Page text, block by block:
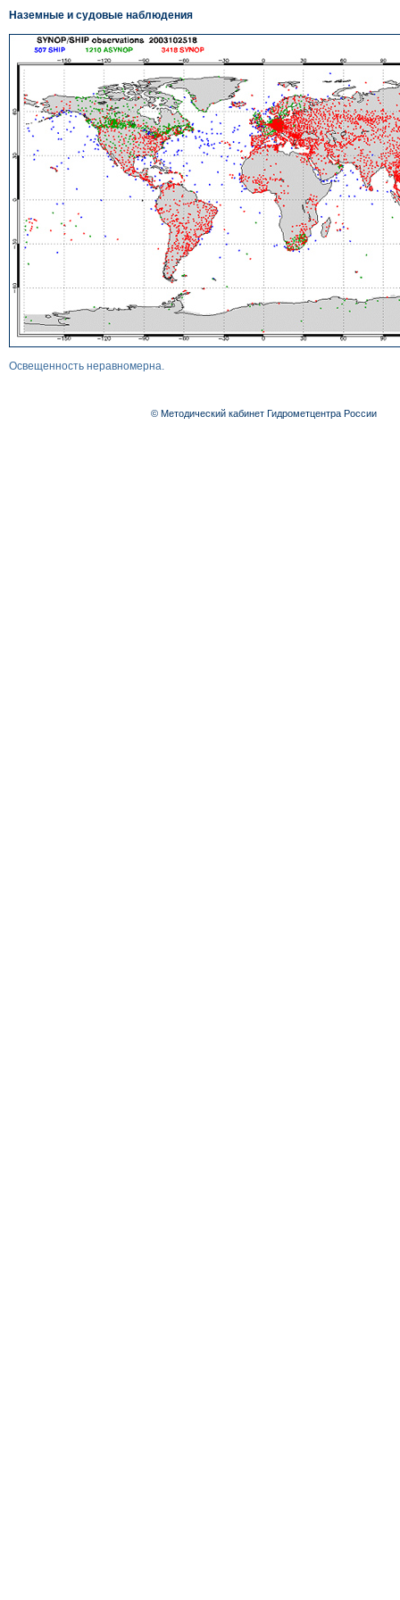
Наземные и судовые наблюдения
Освещенность неравномерна.
© Методический кабинет Гидрометцентра России